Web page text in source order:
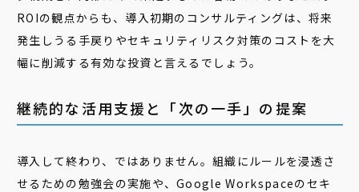
ROIの観点からも、導入初期のコンサルティングは、将来
発生しうる手戻りやセキュリティリスク対策のコストを大
幅に削減する有効な投資と言えるでしょう。
継続的な活用支援と「次の一手」の提案
導入して終わり、ではありません。組織にルールを浸透さ
せるための勉強会の実施や、Google Workspaceのセキ